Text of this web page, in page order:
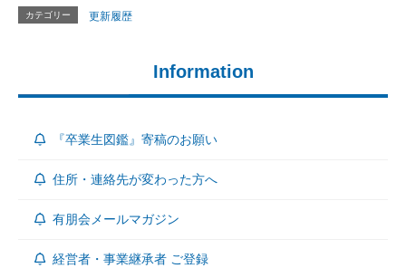
カテゴリー 更新履歴
Information
『卒業生図鑑』寄稿のお願い
住所・連絡先が変わった方へ
有朋会メールマガジン
経営者・事業継承者 ご登録